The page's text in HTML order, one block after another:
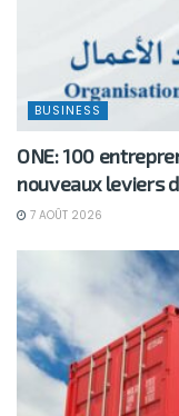
BUSINESS
ONE: 100
nouveaux leviers
7 AOÛT 2026